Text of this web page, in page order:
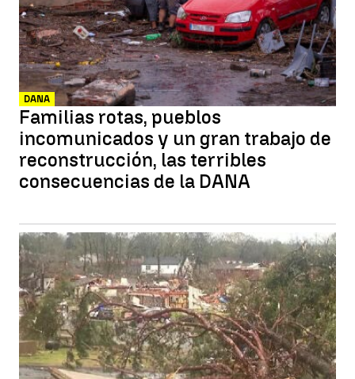
DANA
Familias rotas, pueblos
incomunicados y un gran trabajo de
reconstrucción, las terribles
consecuencias de la DANA